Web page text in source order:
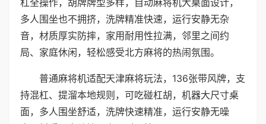
多人围坐也不拥挤，洗牌精准快速，运行安静无杂
音，材质厚实防摔，家用耐用性拉满，邻里之间约
局、家庭休闲，轻松感受北方麻将的热闹氛围。
普通麻将机适配天津麻将玩法，136张带风牌，支
持混杠、提溜本地规则，可吃碰杠胡，机器大尺寸桌
面，多人围坐舒适，洗牌快速精准，运行安静无噪